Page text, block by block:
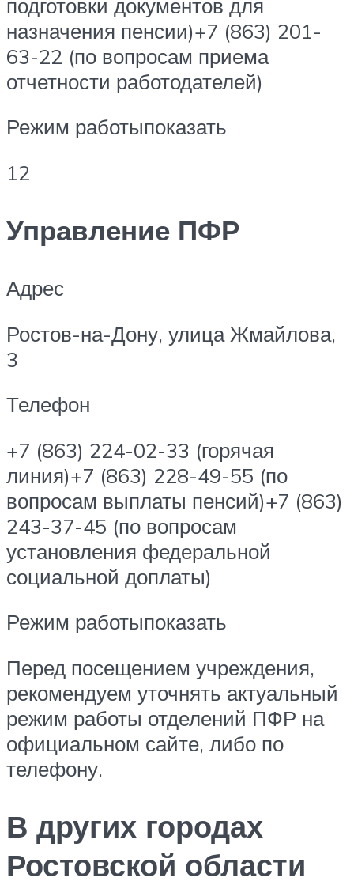
подготовки документов для
назначения пенсии)+7 (863) 201-
63-22 (по вопросам приема
отчетности работодателей)
Режим работыпоказать
12
Управление ПФР
Адрес
Ростов-на-Дону, улица Жмайлова,
3
Телефон
+7 (863) 224-02-33 (горячая
линия)+7 (863) 228-49-55 (по
вопросам выплаты пенсий)+7 (863)
243-37-45 (по вопросам
установления федеральной
социальной доплаты)
Режим работыпоказать
Перед посещением учреждения,
рекомендуем уточнять актуальный
режим работы отделений ПФР на
официальном сайте, либо по
телефону.
В других городах
Ростовской области